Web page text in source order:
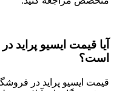
آیا قیمت ایسیو پراید
است؟
قیمت ایسیو پراید در